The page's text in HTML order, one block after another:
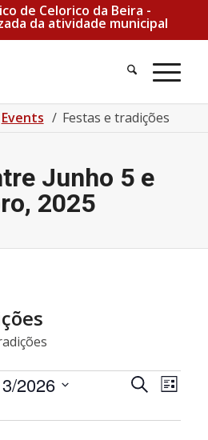
de Celorico da Beira -
da atividade municipal
Pesquisa
Events / Festas e tradições
Junho 5 e
2025
pesquisa
Pesquisar
de
Lista
2026